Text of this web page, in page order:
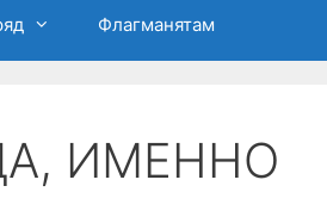
Флагманятам
ИМЕННО